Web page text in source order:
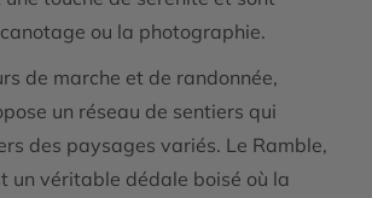
ou la photographie.
de marche et de randonnée,
un réseau de sentiers qui
des paysages variés. Le Ramble,
un véritable dédale boisé où la